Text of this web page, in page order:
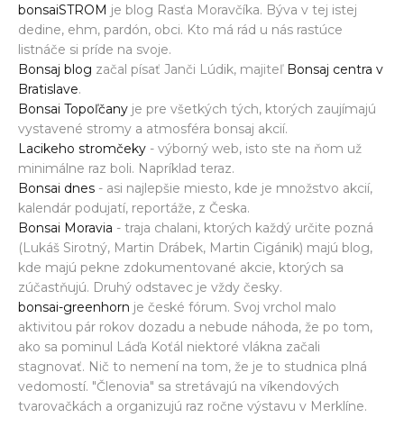
bonsaiSTROM je blog Rasťa Moravčíka. Býva v tej istej
dedine, ehm, pardón, obci. Kto má rád u nás rastúce
listnáče si príde na svoje.
Bonsaj blog začal písať Janči Lúdik, majiteľ Bonsaj centra v
Bratislave.
Bonsai Topoľčany je pre všetkých tých, ktorých zaujímajú
vystavené stromy a atmosféra bonsaj akcií.
Lacikeho stromčeky - výborný web, isto ste na ňom už
minimálne raz boli. Napríklad teraz.
Bonsai dnes - asi najlepšie miesto, kde je množstvo akcií,
kalendár podujatí, reportáže, z Česka.
Bonsai Moravia - traja chalani, ktorých každý určite pozná
(Lukáš Sirotný, Martin Drábek, Martin Cigánik) majú blog,
kde majú pekne zdokumentované akcie, ktorých sa
zúčastňujú. Druhý odstavec je vždy česky.
bonsai-greenhorn je české fórum. Svoj vrchol malo
aktivitou pár rokov dozadu a nebude náhoda, že po tom,
ako sa pominul Láďa Koťál niektoré vlákna začali
stagnovať. Nič to nemení na tom, že je to studnica plná
vedomostí. "Členovia" sa stretávajú na víkendových
tvarovačkách a organizujú raz ročne výstavu v Merklíne.